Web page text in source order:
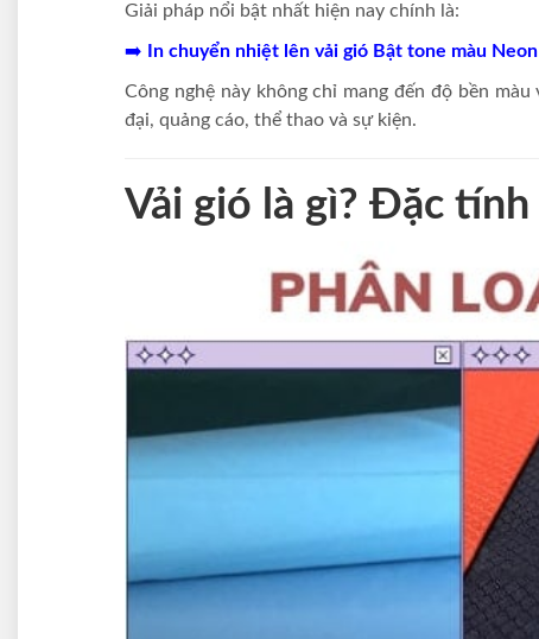
Giải pháp nổi bật nhất hiện nay chính là:
➡️ In chuyển nhiệt lên vải gió Bật tone màu
Công nghệ này không chỉ mang đến độ bền
đại, quảng cáo, thể thao và sự kiện.
Vải gió là gì? Đặc